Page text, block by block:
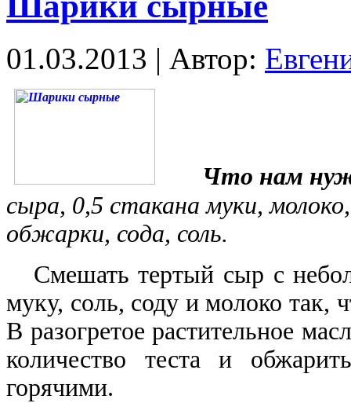
01.03.2013 | Автор:
Что нам
сыра, 0,5 стакана муки,
обжарки, сода, соль.
Смешать тертый сыр с
муку, соль, соду и молоко так,
В разогретое растительное
количество теста и
горячими.